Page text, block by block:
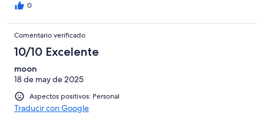
0
Comentario verificado
10/10 Excelente
moon
18 de may de 2025
Aspectos positivos: Personal
Traducir con Google